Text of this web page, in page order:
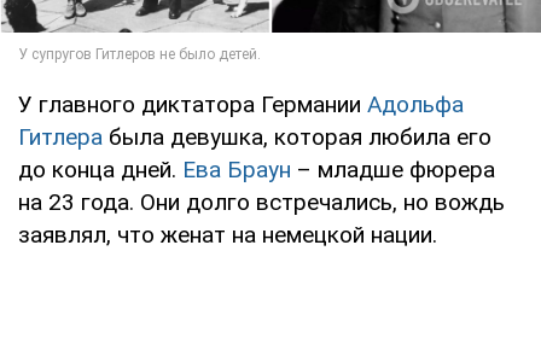
У главного диктатора Германии Адольфа
Гитлера была девушка, которая любила его
до конца дней. Ева Браун – младше фюрера
на 23 года. Они долго встречались, но вождь
заявлял, что женат на немецкой нации.